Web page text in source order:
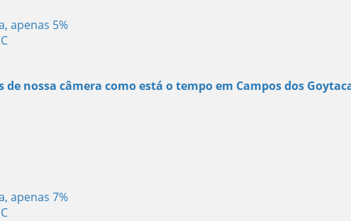
apenas 5%
de nossa câmera como está o tempo em Campos dos
apenas 7%